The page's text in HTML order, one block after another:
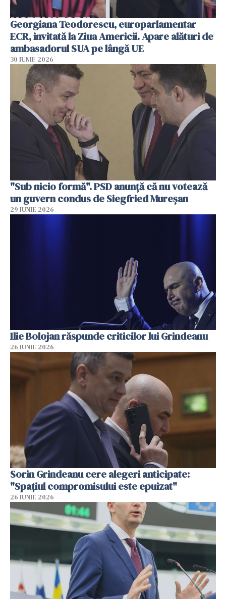
Georgiana Teodorescu, europarlamentar
ECR, invitată la Ziua Americii. Apare alături de
ambasadorul SUA pe lângă UE
30 IUNIE 2026
"Sub nicio formă". PSD anunţă că nu votează
un guvern condus de Siegfried Mureşan
29 IUNIE 2026
Ilie Bolojan răspunde criticilor lui Grindeanu
26 IUNIE 2026
Sorin Grindeanu cere alegeri anticipate:
"Spațiul compromisului este epuizat"
26 IUNIE 2026